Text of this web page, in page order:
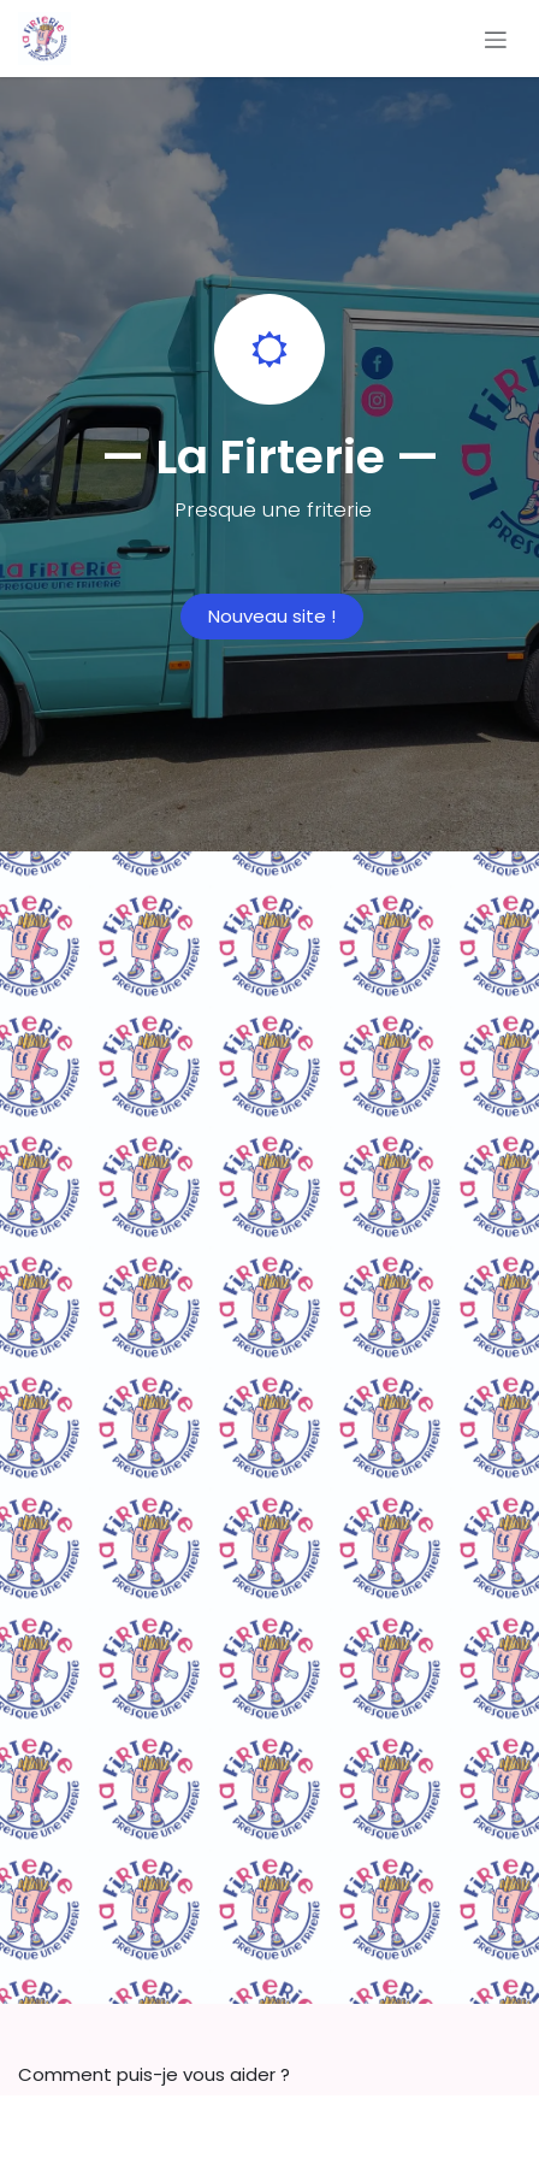
Se rendre au contenu
— La Firterie —
Presque une friterie
Nouveau site !
Comment puis-je vous aider ?